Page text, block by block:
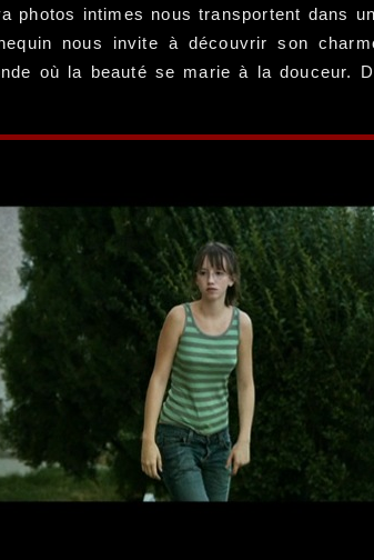
photos intimes nous transportent dans
nous invite à découvrir son
où la beauté se marie à la douceur.